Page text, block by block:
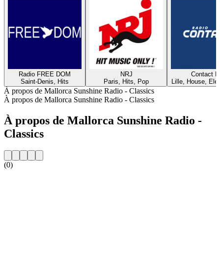
Radio FREE DOM
Saint-Denis, Hits
NRJ
Paris, Hits, Pop
Contact
Lille, House,
À propos de Mallorca Sunshine Radio - Classics
À propos de Mallorca Sunshine Radio - Classics
À propos de Mallorca Sunshine Radio -
Classics
(0)